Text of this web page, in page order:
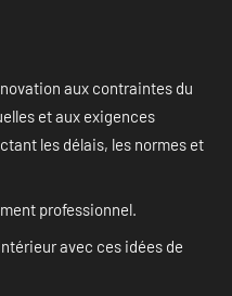
aux contraintes du
et aux exigences
les délais, les normes et
professionnel.
avec ces idées de